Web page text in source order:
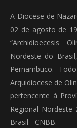
A Diocese de
02 de agosto de
“Archidioecesis
Nordeste do
Pernambuco.
Arquidiocese de
pertencente à
Regional Nordeste
Brasil - CNBB.